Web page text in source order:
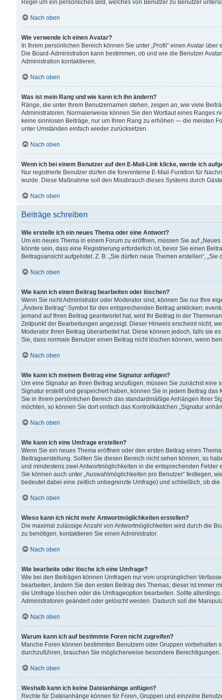
Regel um ein persönliches Bild, welches von Benutzer zu Benutzer
Nach oben
Wie verwende ich einen Avatar?
In Ihrem persönlichen Bereich können Sie unter „Profil“ einen Avatar
Die Board-Administration kann bestimmen, ob und wie die Benutzer
Administration kontaktieren.
Nach oben
Was ist mein Rang und wie kann ich ihn ändern?
Ränge, die unter Ihrem Benutzernamen stehen, zeigen an, wie viele
Administratoren. Normalerweise können Sie den Wortlaut eines Ranges
keine sinnlosen Beiträge, nur um Ihren Rang zu erhöhen — die meisten
unter Umständen einfach wieder zurücksetzen.
Nach oben
Wenn ich bei einem Benutzer auf den E-Mail-Link klicke, werde ich
Nur registrierte Benutzer dürfen die foreninterne E-Mail-Funktion für
wurde. Diese Maßnahme soll den Missbrauch dieses Systems durch
Nach oben
Beiträge schreiben
Wie erstelle ich ein neues Thema oder eine Antwort?
Um ein neues Thema in einem Forum zu eröffnen, müssen Sie auf
könnte sein, dass eine Registrierung erforderlich ist, bevor Sie einen
Beitragsansicht aufgelistet. Z. B. „Sie dürfen neue Themen erstellen“,
Nach oben
Wie kann ich einen Beitrag bearbeiten oder löschen?
Wenn Sie nicht Administrator oder Moderator sind, können Sie nur Ihre
„Ändere Beitrag“-Symbol für den entsprechenden Beitrag anklicken;
jemand auf Ihren Beitrag geantwortet hat, wird Ihr Beitrag in der
Zeitpunkt der Bearbeitungen angezeigt. Dieser Hinweis erscheint nicht,
Moderator Ihren Beitrag überarbeitet hat. Diese können jedoch, falls sie
Sie, dass normale Benutzer einen Beitrag nicht löschen können, wenn
Nach oben
Wie kann ich meinem Beitrag eine Signatur anfügen?
Um eine Signatur an Ihren Beitrag anzufügen, müssen Sie zunächst
Signatur erstellt und gespeichert haben, können Sie in jedem Beitrag
Sie in Ihrem persönlichen Bereich das standardmäßige Anhängen Ihrer
möchten, so können Sie dort einfach das Kontrollkästchen „Signatur
Nach oben
Wie kann ich eine Umfrage erstellen?
Wenn Sie ein neues Thema eröffnen oder den ersten Beitrag eines
Beitragserstellung. Sollten Sie diesen Bereich nicht sehen können, so
und mindestens zwei Antwortmöglichkeiten in die entsprechenden
Sie können auch unter „Auswahlmöglichkeiten pro Benutzer“ festlegen,
bedeutet dabei eine zeitlich unbegrenzte Umfrage) und schließlich, ob
Nach oben
Wieso kann ich nicht mehr Antwortmöglichkeiten erstellen?
Die maximal zulässige Anzahl von Antwortmöglichkeiten wird durch die
zu benötigen, kontaktieren Sie einen Administrator.
Nach oben
Wie bearbeite oder lösche ich eine Umfrage?
Wie bei den Beiträgen können Umfragen nur vom ursprünglichen
bearbeiten, ändern Sie den ersten Beitrag des Themas; dieser ist immer
die Umfrage löschen oder die Umfrageoption bearbeiten. Sollte
Administratoren geändert oder gelöscht werden. Dadurch soll die
Nach oben
Warum kann ich auf bestimmte Foren nicht zugreifen?
Manche Foren können bestimmten Benutzern oder Gruppen
durchzuführen, brauchen Sie möglicherweise besondere
Nach oben
Weshalb kann ich keine Dateianhänge anfügen?
Rechte für Dateianhänge können für Foren, Gruppen und einzelne